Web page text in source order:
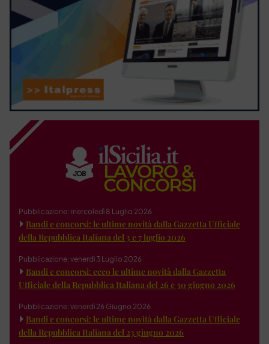
Pubblicazione: mercoledì 8 Luglio 2026
Bandi e concorsi: le ultime novità dalla Gazzetta Ufficiale
della Repubblica Italiana del 3 e 7 luglio 2026
Pubblicazione: venerdì 3 Luglio 2026
Bandi e concorsi: ecco le ultime novità dalla Gazzetta
Ufficiale della Repubblica Italiana del 26 e 30 giugno 2026
Pubblicazione: venerdì 26 Giugno 2026
Bandi e concorsi: le ultime novità dalla Gazzetta Ufficiale
della Repubblica Italiana del 23 giugno 2026